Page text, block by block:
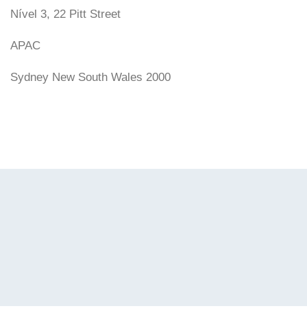
Nível 3, 22 Pitt Street
APAC
Sydney New South Wales 2000